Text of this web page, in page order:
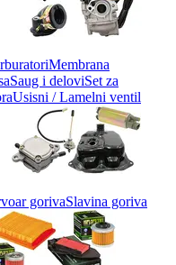
Membrana
Saug i deloviSet za
Usisni / Lamelni ventil
gorivaSlavina goriva